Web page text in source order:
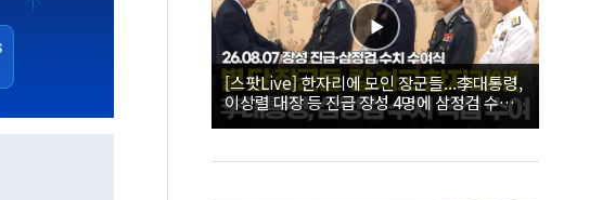
[스팟Live] 한자리에 모인 장군들...李대통령,
이상렬 대장 등 진급 장성 4명에 삼정검 수치
직접 수여｜26.08.07 장성 진급·삼정검 수치